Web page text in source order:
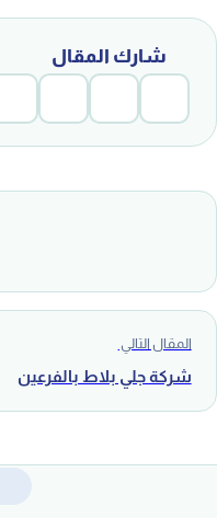
شارك المقال
المقال التالي
شركة جلي بلاط بالفرعين